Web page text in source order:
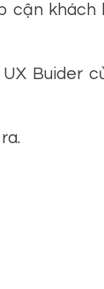
cận khách
Buider